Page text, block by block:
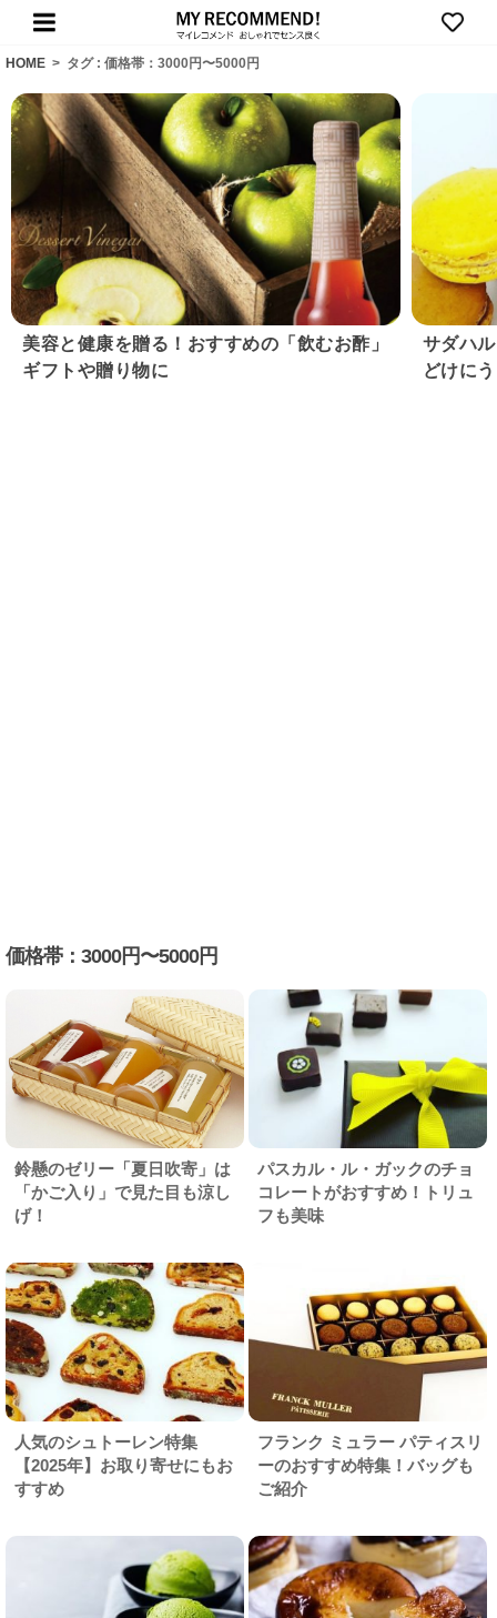
HOME > タグ : 価格帯：3000円〜5000円
美容と健康を贈る！おすすめの「飲むお酢」
ギフトや贈り物に
サダハ
どけに
価格帯：3000円〜5000円
鈴懸のゼリー「夏日吹寄」は
「かご入り」で見た目も涼し
げ！
パスカル・ル・ガックのチョ
コレートがおすすめ！トリュ
フも美味
人気のシュトーレン特集
【2025年】お取り寄せにもお
すすめ
フランク ミュラー パティスリ
ーのおすすめ特集！バッグも
ご紹介